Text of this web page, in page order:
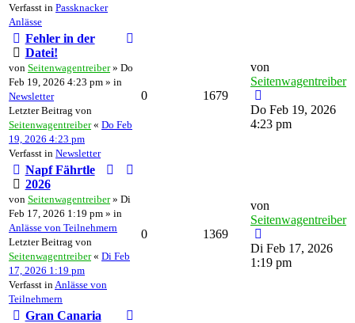
Verfasst in Passknacker
Anlässe
Fehler in der
Datei!
von Seitenwagentreiber» Do
Feb 19, 2026 4:23 pm » in
Newsletter
Letzter Beitrag von
Seitenwagentreiber« Do Feb
19, 2026 4:23 pm
Verfasst in Newsletter
0 1679
von
Seitenwagentreiber
Do Feb 19, 2026
4:23 pm
Napf Fährtle
2026
von Seitenwagentreiber» Di
Feb 17, 2026 1:19 pm » in
Anlässe von Teilnehmern
Letzter Beitrag von
Seitenwagentreiber« Di Feb
17, 2026 1:19 pm
Verfasst in Anlässe von
Teilnehmern
0 1369
von
Seitenwagentreiber
Di Feb 17, 2026
1:19 pm
Gran Canaria